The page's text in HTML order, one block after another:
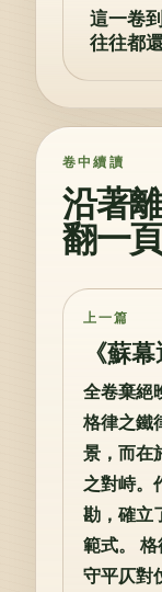
這一卷
往往都
卷中續讀
沿著
翻一
上一篇
《蘇
全卷棄絕
格律之鐵
景，而在
之對峙。
勘，確立
範式。
守平仄對